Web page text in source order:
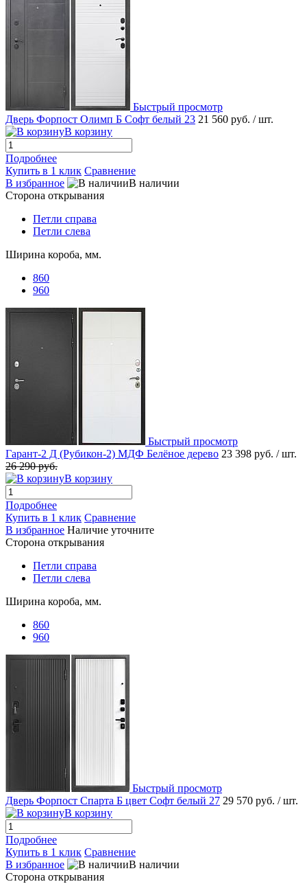
Быстрый просмотр
Дверь Форпост Олимп Б Софт белый 23 21 560 руб. / шт.
В корзину
Подробнее
Купить в 1 клик Сравнение
В избранное
В наличии
Сторона открывания
Петли справа
Петли слева
Ширина короба, мм.
860
960
Быстрый просмотр
Гарант-2 Д (Рубикон-2) МДФ Белёное дерево 23 398 руб. / шт.
26 290 руб.
В корзину
Подробнее
Купить в 1 клик Сравнение
В избранное Наличие уточните
Сторона открывания
Петли справа
Петли слева
Ширина короба, мм.
860
960
Быстрый просмотр
Дверь Форпост Спарта Б цвет Софт белый 27 29 570 руб. / шт.
В корзину
Подробнее
Купить в 1 клик Сравнение
В избранное
В наличии
Сторона открывания